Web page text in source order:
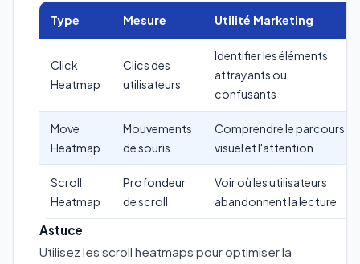
Type Mesure Utilité Marketing
Click
Heatmap
Clics des
utilisateurs
Identifier les éléments
attrayants ou
confusants
Move
Heatmap
Mouvements
de souris
Comprendre le parcours
visuel et l'attention
Scroll
Heatmap
Profondeur
de scroll
Voir où les utilisateurs
abandonnent la lecture
Astuce
Utilisez les scroll heatmaps pour optimiser la